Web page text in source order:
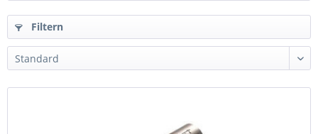
Filtern